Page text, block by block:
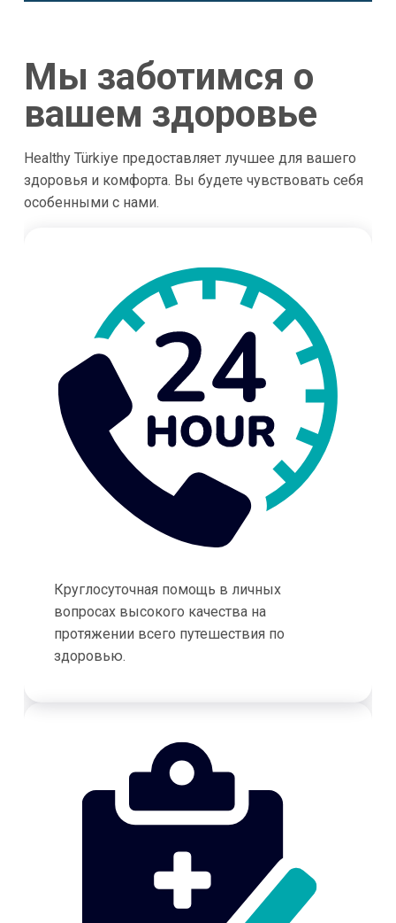
Мы заботимся о
вашем здоровье
Healthy Türkiye предоставляет лучшее для вашего
здоровья и комфорта. Вы будете чувствовать себя
особенными с нами.
Круглосуточная помощь в личных
вопросах высокого качества на
протяжении всего путешествия по
здоровью.